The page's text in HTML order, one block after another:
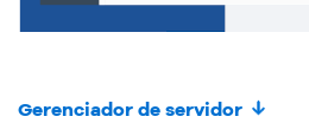
Gerenciador de servidor